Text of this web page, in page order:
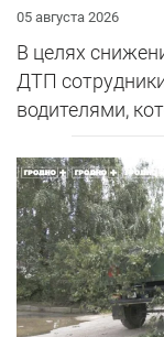
05 августа 2026
В целях
ДТП
водителями,